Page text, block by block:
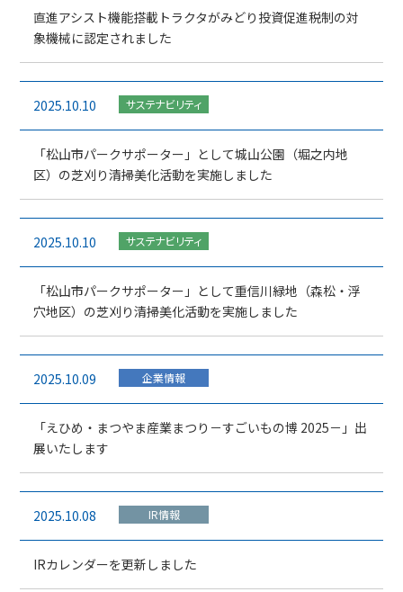
直進アシスト機能搭載トラクタがみどり投資促進税制の対
象機械に認定されました
2025.10.10 サステナビリティ
「松山市パークサポーター」として城山公園（堀之内地
区）の芝刈り清掃美化活動を実施しました
2025.10.10 サステナビリティ
「松山市パークサポーター」として重信川緑地（森松・浮
穴地区）の芝刈り清掃美化活動を実施しました
2025.10.09 企業情報
「えひめ・まつやま産業まつり－すごいもの博 2025－」出
展いたします
2025.10.08 IR情報
IRカレンダーを更新しました